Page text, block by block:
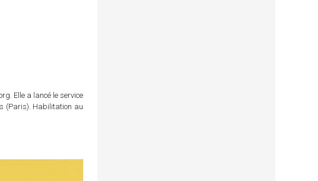
Elle a lancé le service
(Paris). Habilitation au